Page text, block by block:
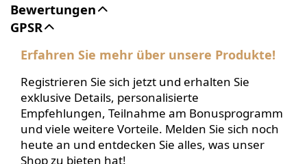
Bewertungen
GPSR
Erfahren Sie mehr über unsere Produkte!
Registrieren Sie sich jetzt und erhalten Sie
exklusive Details, personalisierte
Empfehlungen, Teilnahme am Bonusprogramm
und viele weitere Vorteile. Melden Sie sich noch
heute an und entdecken Sie alles, was unser
Shop zu bieten hat!